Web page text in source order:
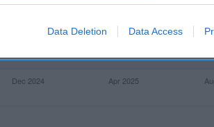
Data Deletion Data Access